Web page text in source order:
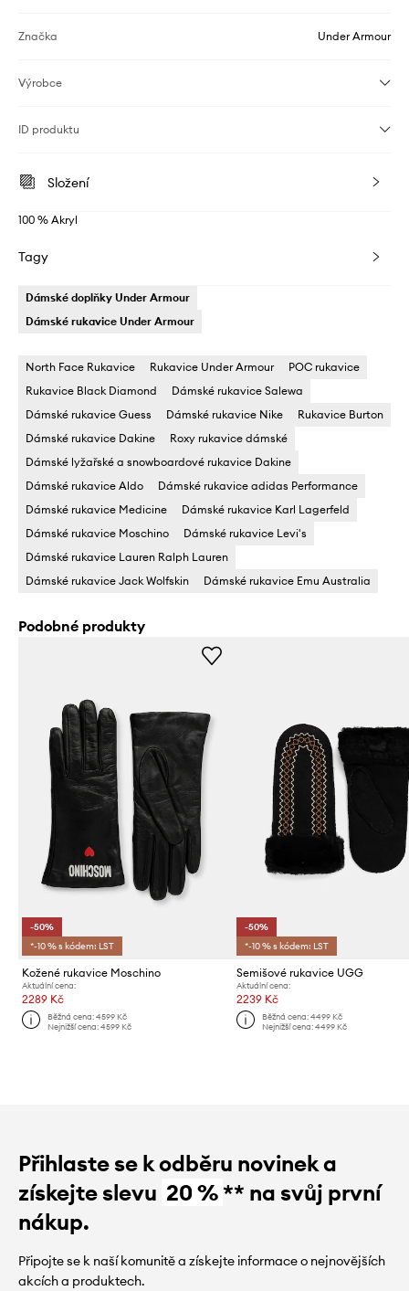
Značka Under Armour
Výrobce
ID produktu
Složení
100 % Akryl
Tagy
Dámské doplňky Under Armour
Dámské rukavice Under Armour
North Face Rukavice Rukavice Under Armour
POC rukavice
Rukavice Black Diamond
Dámské rukavice Salewa
Dámské rukavice Guess
Dámské rukavice Nike
Rukavice Burton
Dámské rukavice Dakine
Roxy rukavice dámské
Dámské lyžařské a snowboardové rukavice Dakine
Dámské rukavice Aldo
Dámské rukavice adidas Performance
Dámské rukavice Medicine
Dámské rukavice Karl Lagerfeld
Dámské rukavice Moschino
Dámské rukavice Levi's
Dámské rukavice Lauren Ralph Lauren
Dámské rukavice Jack Wolfskin
Dámské rukavice Emu Australia
Podobné produkty
-50%
*-10 % s kódem: LST
Kožené rukavice Moschino
Aktuální cena:
2289 Kč
Běžná cena:4599 Kč
Nejnižší cena:4599 Kč
-50%
*-10 % s kódem: LST
Semišové rukavice UGG
Aktuální cena:
2239 Kč
Běžná cena: 4499 Kč
Nejnižší cena: 4499 Kč
Přihlaste se k odběru novinek a
získejte slevu 20 %** na svůj první
nákup.
Připojte se k naší komunitě a získejte informace o nejnovějších
akcích a produktech.